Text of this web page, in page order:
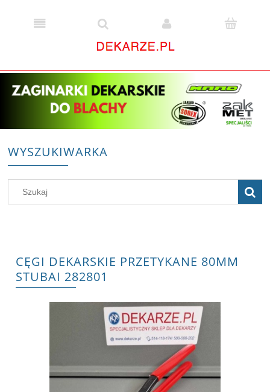
WYSZUKIWARKA
CĘGI DEKARSKIE PRZETYKANE 80MM
STUBAI 282801